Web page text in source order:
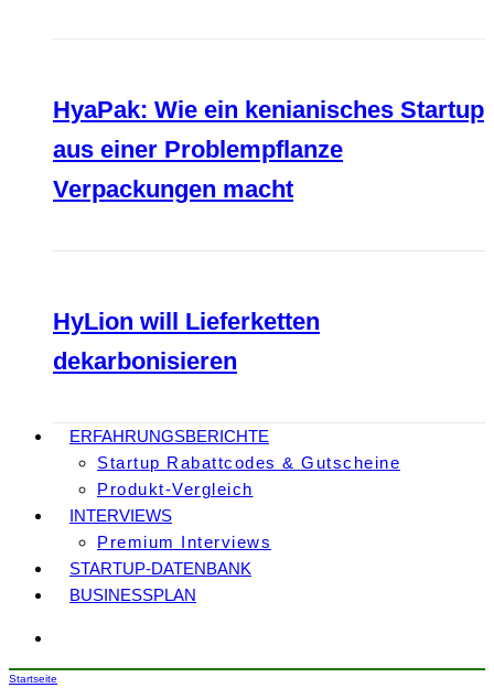
HyaPak: Wie ein kenianisches Startup
aus einer Problempflanze
Verpackungen macht
HyLion will Lieferketten
dekarbonisieren
ERFAHRUNGSBERICHTE
Startup Rabattcodes & Gutscheine
Produkt-Vergleich
INTERVIEWS
Premium Interviews
STARTUP-DATENBANK
BUSINESSPLAN
Startseite